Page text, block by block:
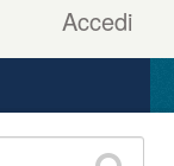
Accedi